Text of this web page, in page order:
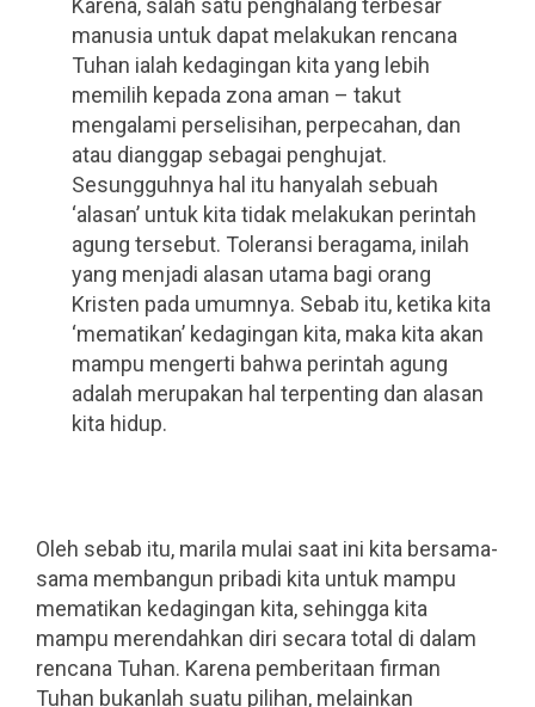
manusia untuk dapat melakukan rencana
Tuhan ialah kedagingan kita yang lebih
memilih kepada zona aman – takut
mengalami perselisihan, perpecahan, dan
atau dianggap sebagai penghujat.
Sesungguhnya hal itu hanyalah sebuah
‘alasan’ untuk kita tidak melakukan perintah
agung tersebut. Toleransi beragama, inilah
yang menjadi alasan utama bagi orang
Kristen pada umumnya. Sebab itu, ketika kita
‘mematikan’ kedagingan kita, maka kita akan
mampu mengerti bahwa perintah agung
adalah merupakan hal terpenting dan alasan
kita hidup.
Oleh sebab itu, marila mulai saat ini kita bersama-
sama membangun pribadi kita untuk mampu
mematikan kedagingan kita, sehingga kita
mampu merendahkan diri secara total di dalam
rencana Tuhan. Karena pemberitaan firman
Tuhan bukanlah suatu pilihan, melainkan